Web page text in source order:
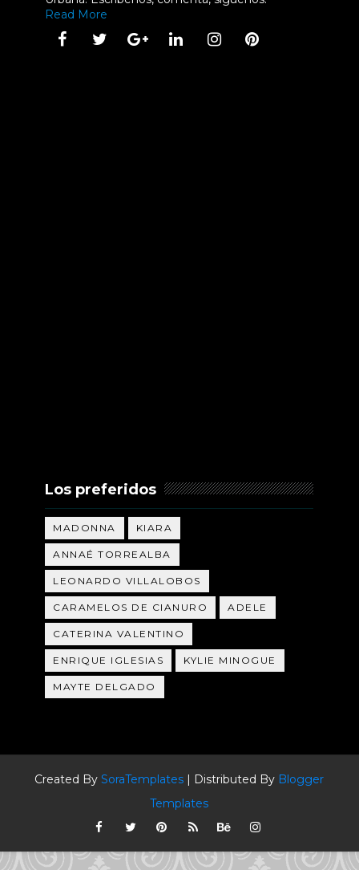
Read More
Los preferidos
MADONNA KIARA
ANNAÉ TORREALBA
LEONARDO VILLALOBOS
CARAMELOS DE CIANURO ADELE
CATERINA VALENTINO
ENRIQUE IGLESIAS KYLIE MINOGUE
MAYTE DELGADO
Created BySoraTemplates | Distributed By Blogger
Templates